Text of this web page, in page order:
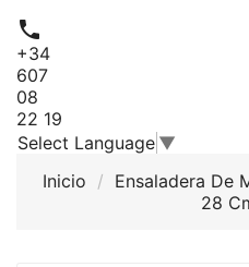

+34
607
08
22 19
Select Language ▼
Inicio
Ensaladera De
28